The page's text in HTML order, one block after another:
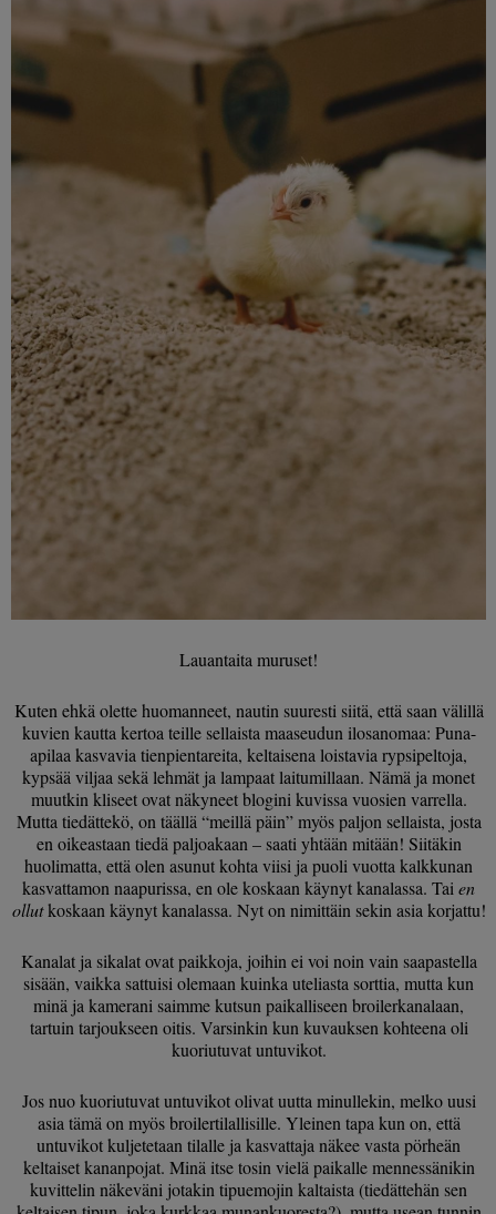
Lauantaita muruset!
Kuten ehkä olette huomanneet, nautin suuresti siitä, että saan välillä
kuvien kautta kertoa teille sellaista maaseudun ilosanomaa: Puna-
apilaa kasvavia tienpientareita, keltaisena loistavia rypsipeltoja,
kypsää viljaa sekä lehmät ja lampaat laitumillaan. Nämä ja monet
muutkin kliseet ovat näkyneet blogini kuvissa vuosien varrella.
Mutta tiedättekö, on täällä “meillä päin” myös paljon sellaista, josta
en oikeastaan tiedä paljoakaan – saati yhtään mitään! Siitäkin
huolimatta, että olen asunut kohta viisi ja puoli vuotta kalkkunan
kasvattamon naapurissa, en ole koskaan käynyt kanalassa. Taien
ollutkoskaan käynyt kanalassa. Nyt on nimittäin sekin asia korjattu!
Kanalat ja sikalat ovat paikkoja, joihin ei voi noin vain saapastella
sisään, vaikka sattuisi olemaan kuinka uteliasta sorttia, mutta kun
minä ja kamerani saimme kutsun paikalliseen broilerkanalaan,
tartuin tarjoukseen oitis. Varsinkin kun kuvauksen kohteena oli
kuoriutuvat untuvikot.
Jos nuo kuoriutuvat untuvikot olivat uutta minullekin, melko uusi
asia tämä on myös broilertilallisille. Yleinen tapa kun on, että
untuvikot kuljetetaan tilalle ja kasvattaja näkee vasta pörheän
keltaiset kananpojat. Minä itse tosin vielä paikalle mennessänikin
kuvittelin näkeväni jotakin tipuemojin kaltaista (tiedättehän sen